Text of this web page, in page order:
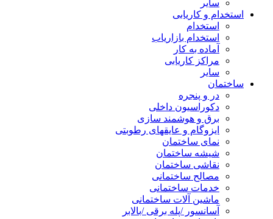
سایر
استخدام و کاریابی
استخدام
استخدام بازاریاب
آماده به کار
مراکز کاریابی
سایر
ساختمان
در و پنجره
دکوراسیون داخلی
برق و هوشمند سازی
ایزوگام و عایقهای رطوبتی
نمای ساختمان
شیشه ساختمان
نقاشی ساختمان
مصالح ساختمانی
خدمات ساختمانی
ماشین آلات ساختمانی
آسانسور /پله برقی /بالابر